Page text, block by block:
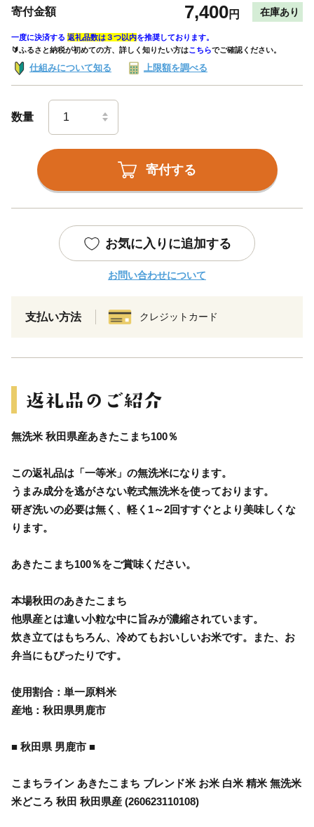
寄付金額 7,400円 在庫あり
一度に決済する 返礼品数は３つ以内を推奨しております。
🔰ふるさと納税が初めての方、詳しく知りたい方はこちらでご確認ください。
仕組みについて知る 上限額を調べる
数量
寄付する
お気に入りに追加する
お問い合わせについて
支払い方法 クレジットカード
無洗米 秋田県産あきたこまち100％
この返礼品は「一等米」の無洗米になります。
うまみ成分を逃がさない乾式無洗米を使っております。
研ぎ洗いの必要は無く、軽く1～2回すすぐとより美味しくな
ります。
あきたこまち100％をご賞味ください。
本場秋田のあきたこまち
他県産とは違い小粒な中に旨みが濃縮されています。
炊き立てはもちろん、冷めてもおいしいお米です。また、お
弁当にもぴったりです。
使用割合：単一原料米
産地：秋田県男鹿市
■ 秋田県 男鹿市 ■
こまちライン あきたこまち ブレンド米 お米 白米 精米 無洗米
米どころ 秋田 秋田県産 (260623110108)